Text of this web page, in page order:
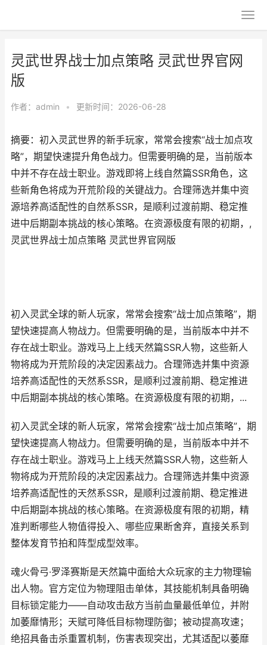
灵武世界战士加点策略 灵武世界官网
版
作者： admin • 更新时间：2026-06-28
摘要：初入灵武世界的新手玩家，常常会搜索“战士加点攻
略”，期望快速提升角色战力。但需要明确的是，当前版本
中并不存在战士职业。游戏即将上线自然篇SSR角色，这
些新角色将成为开荒阶段的关键战力。合理筛选并集中资
源培养高适配性的自然系SSR，是顺利过渡前期、稳定推
进中后期副本挑战的核心策略。在资源极度有限的初期，,
灵武世界战士加点策略 灵武世界官网版
初入灵武全球的新人玩家，常常会搜索“战士加点策略”，期
望快速提高人物战力。但需要明确的是，当前版本中并不
存在战士职业。游戏马上上线天然篇SSR人物，这些新人
物将成为开荒阶段的决定因素战力。合理筛选并集中资源
培养高适配性的天然系SSR，是顺利过渡前期、稳定推进
中后期副本挑战的核心策略。在资源极度有限的初期，...
初入灵武全球的新人玩家，常常会搜索“战士加点策略”，期
望快速提高人物战力。但需要明确的是，当前版本中并不
存在战士职业。游戏马上上线天然篇SSR人物，这些新人
物将成为开荒阶段的决定因素战力。合理筛选并集中资源
培养高适配性的天然系SSR，是顺利过渡前期、稳定推进
中后期副本挑战的核心策略。在资源极度有限的初期，精
准判断哪些人物值得投入、哪些应果断舍弃，直接关系到
整体发育节拍和阵型成型效率。
魂火骨弓·罗泽赛斯是天然篇中面给大众玩家的主力物理输
出人物。官方定位为物理阻击单体，其技能机制具备明确
目标锁定能力——自动攻击敌方当前血量最低单位，并附
加萎靡情形；天赋可降低目标物理防御；被动提高攻速；
绝招具备击杀重置机制，伤害表现突出，尤其适配以萎靡